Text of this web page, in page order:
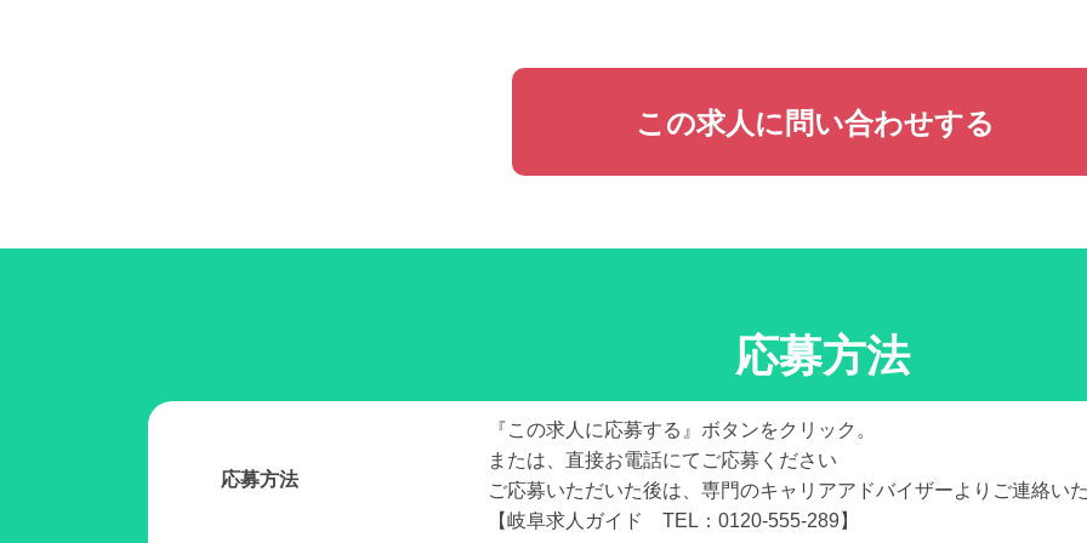
この求人に問い合わせする
応募方法
応募方法
『この求人に応募する』ボタンをクリック。
または、直接お電話にてご応募ください
ご応募いただいた後は、専門のキャリアアドバイザーよりご連絡いた
【岐阜求人ガイド TEL：0120-555-289】